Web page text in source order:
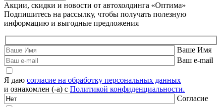
Акции, скидки и новости от автохолдинга «Оптима»
Подпишитесь на рассылку, чтобы получать полезную
информацию и выгодные предложения
Ваше Имя
Ваш e-mail
Я даю согласие на обработку персональных данных
и ознакомлен (-а) с Политикой конфиденциальности.
Согласие